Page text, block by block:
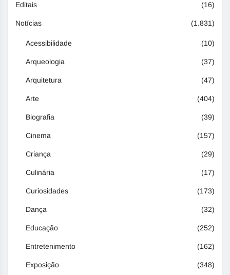
Editais (16)
Notícias (1.831)
Acessibilidade (10)
Arqueologia (37)
Arquitetura (47)
Arte (404)
Biografia (39)
Cinema (157)
Criança (29)
Culinária (17)
Curiosidades (173)
Dança (32)
Educação (252)
Entretenimento (162)
Exposição (348)